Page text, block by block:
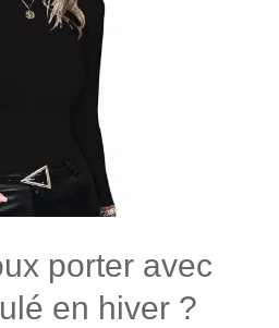
porter avec
en hiver ?